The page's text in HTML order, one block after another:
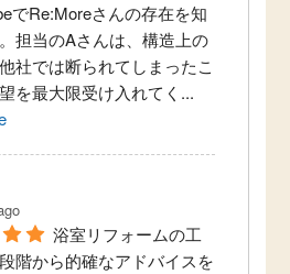
でRe:Moreさんの存在を知
担当のAさんは、構造上の
社では断られてしまったこ
を最大限受け入れてく ...
浴室リフォームの工
階から的確なアドバイスを